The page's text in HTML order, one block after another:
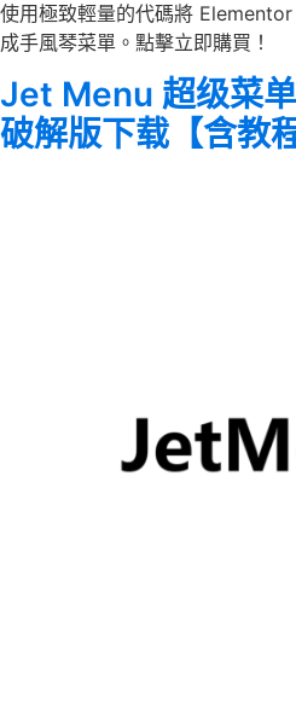
使用極致輕量的代碼將
成手風琴菜單。點擊立即購買！
Jet Menu 超级菜
破解版下载【含教程